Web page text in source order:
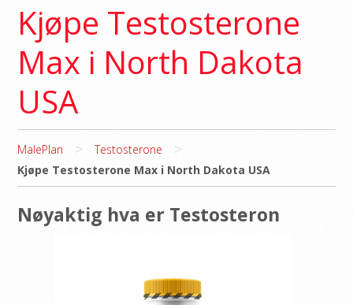
Kjøpe Testosterone
Max i North Dakota
USA
MalePlan > Testosterone >
Kjøpe Testosterone Max i North Dakota USA
Nøyaktig hva er Testosteron